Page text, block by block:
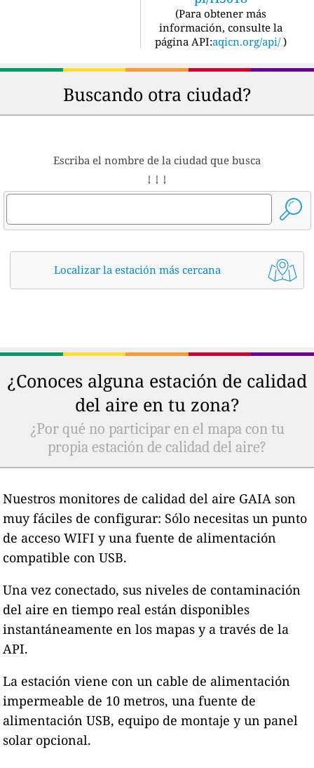
(Para obtener más
información, consulte la
página API:aqicn.org/api/ )
Buscando otra ciudad?
Escriba el nombre de la ciudad que busca
↓ ↓ ↓
Localizar la estación más cercana
¿Conoces alguna estación de calidad
del aire en tu zona?
¿Por qué no participar en el mapa con tu
propia estación de calidad del aire?
Nuestros monitores de calidad del aire GAIA son
muy fáciles de configurar: Sólo necesitas un punto
de acceso WIFI y una fuente de alimentación
compatible con USB.
Una vez conectado, sus niveles de contaminación
del aire en tiempo real están disponibles
instantáneamente en los mapas y a través de la
API.
La estación viene con un cable de alimentación
impermeable de 10 metros, una fuente de
alimentación USB, equipo de montaje y un panel
solar opcional.